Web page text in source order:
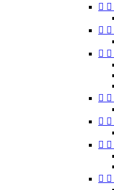
 
 
 
 
 
 
 